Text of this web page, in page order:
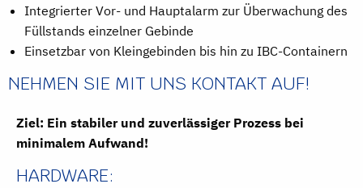
Integrierter Vor- und Hauptalarm zur Überwachung des
Füllstands einzelner Gebinde
Einsetzbar von Kleingebinden bis hin zu IBC-Containern
NEHMEN SIE MIT UNS KONTAKT AUF!
Ziel: Ein stabiler und zuverlässiger Prozess bei
minimalem Aufwand!
HARDWARE: